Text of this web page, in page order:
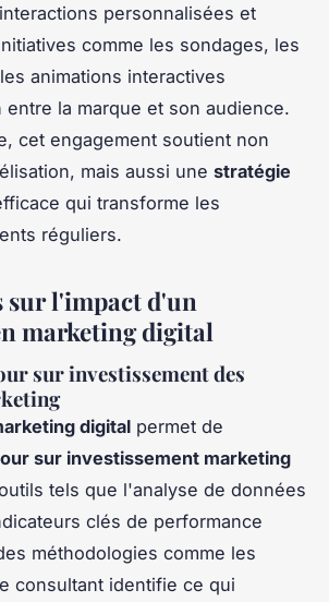
personnalisées et
comme les sondages, les
animations interactives
la marque et son audience.
cet engagement soutient non
mais aussi une stratégie
qui transforme les
réguliers.
sur l'impact d'un
marketing digital
sur investissement des
digital permet de
sur investissement marketing
tels que l'analyse de données
clés de performance
méthodologies comme les
consultant identifie ce qui